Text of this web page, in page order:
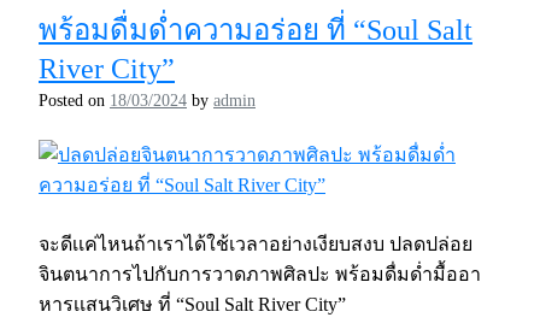
พร้อมดื่มด่ำความอร่อย ที่ “Soul Salt
River City”
Posted on 18/03/2024 by admin
จะดีเเค่ไหนถ้าเราได้ใช้เวลาอย่างเงียบสงบ ปลดปล่อย
จินตนาการไปกับการวาดภาพศิลปะ พร้อมดื่มด่ำมื้ออา
หารเเสนวิเศษ ที่ “Soul Salt River City”